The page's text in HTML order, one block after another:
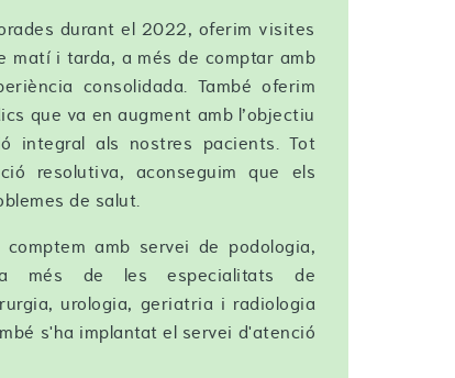
durant el 2022, oferim visites
matí i tarda, a més de comptar amb
consolidada. També oferim
que va en augment amb l’objectiu
integral als nostres pacients. Tot
resolutiva, aconseguim que els
de salut.
comptem amb servei de podologia,
a més de les especialitats de
urologia, geriatria i radiologia
s'ha implantat el servei d'atenció